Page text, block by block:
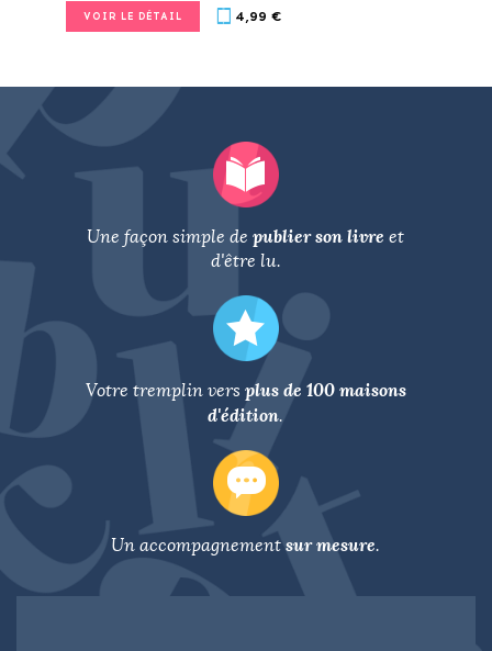
VOIR LE DÉTAIL 4,99 €
Une façon simple depublier son livre et
d'être lu.
Votre tremplin vers plus de 100 maisons
d'édition.
Un accompagnementsur mesure.